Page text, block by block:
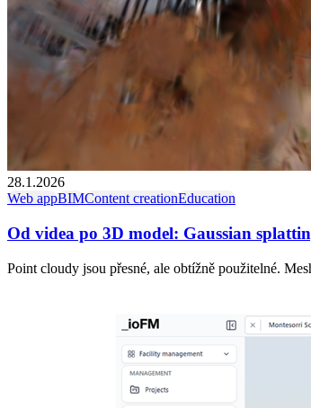
28.1.2026
Web appBIMContent creationEducation
Od videa po 3D model: Gaussian
Point cloudy jsou přesné, ale obtížně použitelné.